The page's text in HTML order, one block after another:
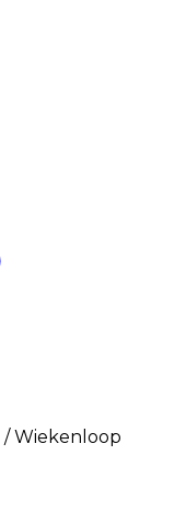
/ Wiekenloop